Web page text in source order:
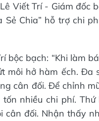
Viết Trí - Giám đốc
Sẻ Chia” hỗ trợ chi
bộc bạch: “Khi làm
môi hở hàm ếch. Đa
cân đối. Để chỉnh
nhiều chi phí.
cân đối. Nhận thấy